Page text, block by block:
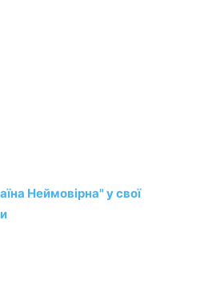
Неймовірна" у свої